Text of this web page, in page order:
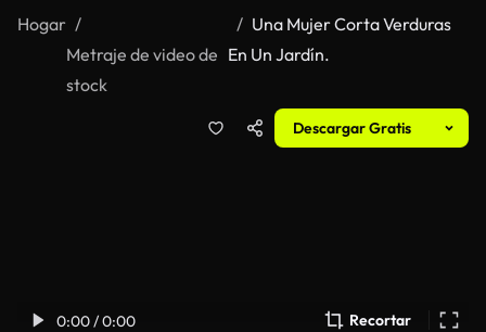
Hogar
Metraje de video de
stock
Una Mujer Corta Verduras
En Un Jardín.
Descargar Gratis
0:00 / 0:00 Recortar